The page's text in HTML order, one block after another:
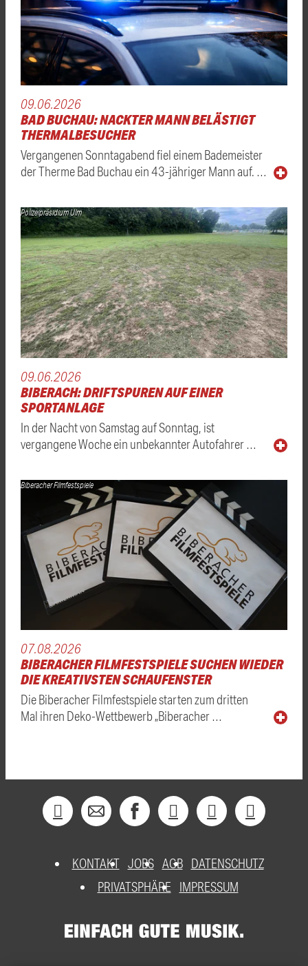
09.06.2026
BAD BUCHAU: NACKTER MANN BELÄSTIGT
THERMALBESUCHER
Vergangenen Sonntagabend fiel einem Bademeister
der Therme Bad Buchau ein 43-jähriger Mann auf. …
Polizeipräsidium Ulm
09.06.2026
BIBERACH: DRIFTSPUREN AUF EINER
SPORTANLAGE
In der Nacht von Samstag auf Sonntag, ist
vergangene Woche ein unbekannter Autofahrer …
Biberacher Filmfestspiele
07.08.2026
BIBERACHER FILMFESTSPIELE SUCHEN WIEDER
DIE KREATIVSTEN SCHAUFENSTER
Die Biberacher Filmfestspiele starten zum dritten
Mal ihren Deko-Wettbewerb „Biberacher …
KONTAKT JOBS AGB DATENSCHUTZ
PRIVATSPHÄRE
IMPRESSUM